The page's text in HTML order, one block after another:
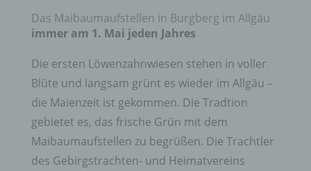
Das Maibaumaufstellen in Burgberg im Allgäu
immer am 1. Mai jeden Jahres
Die ersten Löwenzahnwiesen stehen in voller
Blüte und langsam grünt es wieder im Allgäu –
die Maienzeit ist gekommen. Die Tradtion
gebietet es, das frische Grün mit dem
Maibaumaufstellen zu begrüßen. Die Trachtler
des Gebirgstrachten- und Heimatvereins